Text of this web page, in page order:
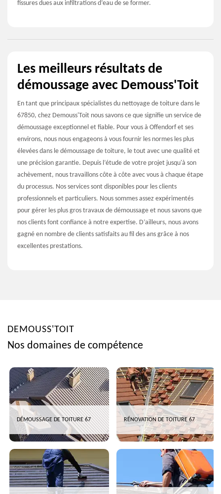
fissures dues aux infiltrations d’eau de se former.
Les meilleurs résultats de
démoussage avec Demouss'Toit
En tant que principaux spécialistes du nettoyage de toiture dans le
67850, chez Demouss'Toit nous savons ce que signifie un service de
démoussage exceptionnel et fiable. Pour vous à Offendorf et ses
environs, nous nous engageons à vous fournir les normes les plus
élevées dans le démoussage de toiture, le tout avec une qualité et
une précision garantie. Depuis l’étude de votre projet jusqu'à son
achèvement, nous travaillons côte à côte avec vous à chaque étape
du processus. Nos services sont disponibles pour les clients
professionnels et particuliers. Nous sommes assez expérimentés
pour gérer les plus gros travaux de démoussage et nous savons que
nos clients font confiance à notre expertise. D’ailleurs, nous avons
gagné en nombre de clients satisfaits au fil des ans grâce à nos
excellentes prestations.
DEMOUSS'TOIT
Nos domaines de compétence
DÉMOUSSAGE DE TOITURE 67 RÉNOVATION DE TOITURE 67